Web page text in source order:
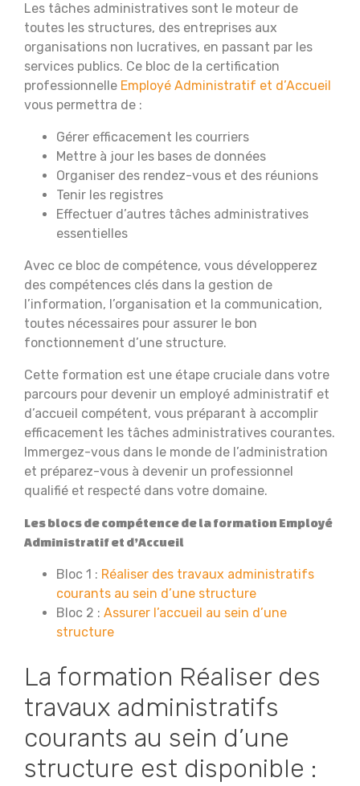
Les tâches administratives sont le moteur de
toutes les structures, des entreprises aux
organisations non lucratives, en passant par les
services publics. Ce bloc de la certification
professionnelle Employé Administratif et d’Accueil
vous permettra de :
Gérer efficacement les courriers
Mettre à jour les bases de données
Organiser des rendez-vous et des réunions
Tenir les registres
Effectuer d’autres tâches administratives
essentielles
Avec ce bloc de compétence, vous développerez
des compétences clés dans la gestion de
l’information, l’organisation et la communication,
toutes nécessaires pour assurer le bon
fonctionnement d’une structure.
Cette formation est une étape cruciale dans votre
parcours pour devenir un employé administratif et
d’accueil compétent, vous préparant à accomplir
efficacement les tâches administratives courantes.
Immergez-vous dans le monde de l’administration
et préparez-vous à devenir un professionnel
qualifié et respecté dans votre domaine.
Les blocs de compétence de la formation Employé
Administratif et d’Accueil
Bloc 1 : Réaliser des travaux administratifs
courants au sein d’une structure
Bloc 2 : Assurer l’accueil au sein d’une
structure
La formation Réaliser des
travaux administratifs
courants au sein d’une
structure est disponible :